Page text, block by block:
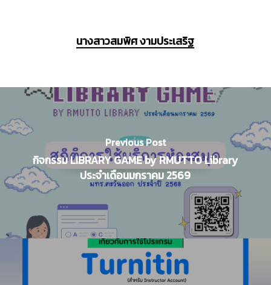
นางสาวสมพิศ งามประเสริฐ
Previous Post
กิจกรรม LIBRARY GAME by RMUTTO Library
ประจำเดือนมกราคม 2569